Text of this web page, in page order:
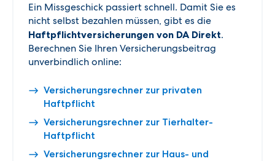
Ein Missgeschick passiert schnell. Damit Sie es
nicht selbst bezahlen müssen, gibt es die
Haftpflichtversicherungen von DA Direkt.
Berechnen Sie Ihren Versicherungsbeitrag
unverbindlich online:
Versicherungsrechner zur privaten
Haftpflicht
Versicherungsrechner zur Tierhalter-
Haftpflicht
Versicherungsrechner zur Haus- und